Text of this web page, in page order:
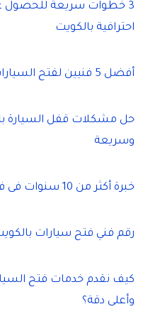
3 خطوات سريعة للحصول
احترافية بالكويت
أفضل 5 فنيين لفتح السيارات في الكويت.
حل مشكلات قفل السيارة
وسريعة
خبرة أكثر من 10 سنوات فى فتح سيارات بالكويت
رقم فني فتح سيارات
كيف نقدم خدمات فتح
وأعلى دقة؟